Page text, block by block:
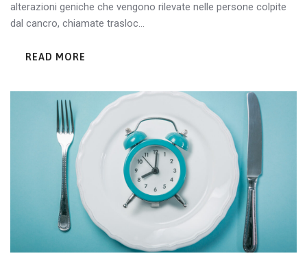
alterazioni geniche che vengono rilevate nelle persone colpite
dal cancro, chiamate trasloc...
READ MORE